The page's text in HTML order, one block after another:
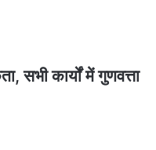
सभी कार्यों में गुणवत्ता